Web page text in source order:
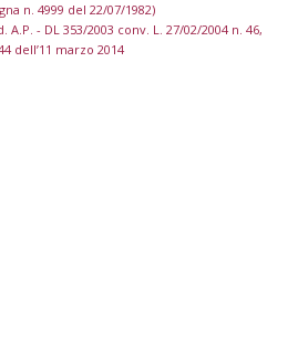
n. 4999 del 22/07/1982)
A.P. - DL 353/2003 conv. L. 27/02/2004 n. 46,
dell’11 marzo 2014